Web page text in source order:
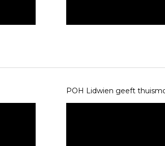
POH Lidwien geeft t